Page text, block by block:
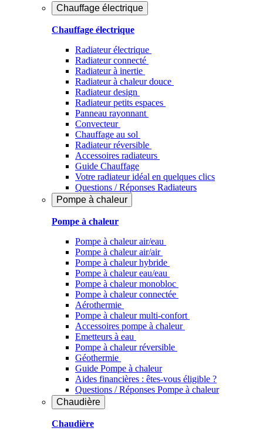
Chauffage électrique
Chauffage électrique
Radiateur électrique
Radiateur connecté
Radiateur à inertie
Radiateur à chaleur douce
Radiateur design
Radiateur petits espaces
Panneau rayonnant
Convecteur
Chauffage au sol
Radiateur réversible
Accessoires radiateurs
Guide Chauffage
Votre radiateur idéal en quelques clics
Questions / Réponses Radiateurs
Pompe à chaleur
Pompe à chaleur
Pompe à chaleur air/eau
Pompe à chaleur air/air
Pompe à chaleur hybride
Pompe à chaleur​ eau/eau
Pompe à chaleur monobloc
Pompe à chaleur connectée
Aérothermie
Pompe à chaleur multi-confort
Accessoires pompe à chaleur
Emetteurs à eau
Pompe à chaleur réversible
Géothermie
Guide Pompe à chaleur
Aides financières : êtes-vous éligible ?
Questions / Réponses Pompe à chaleur
Chaudière
Chaudière